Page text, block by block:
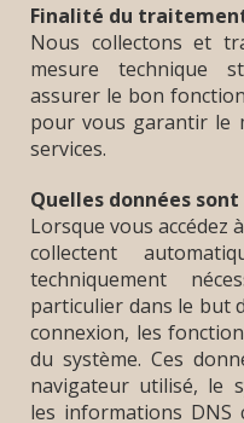
Finalité du
Nous collectons et
mesure technique
assurer le bon
pour vous garantir le
services.
Quelles données
Lorsque vous accédez
collectent
techniquement
particulier dans le but
connexion, les
du système. Ces
navigateur utilisé, le
les informations DNS